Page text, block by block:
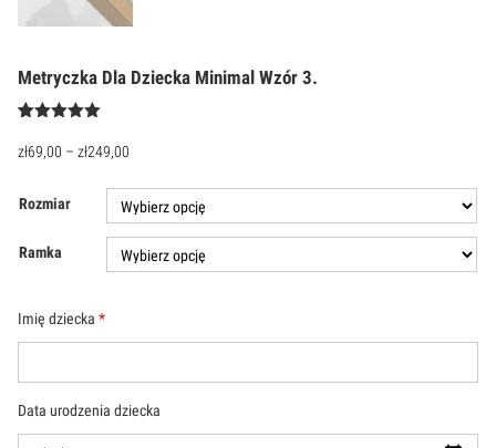
Metryczka Dla Dziecka Minimal Wzór 3.
5.00 na 5
oceny
klienta
zł69,00 – zł249,00
Rozmiar
Ramka
Imię dziecka *
Data urodzenia dziecka